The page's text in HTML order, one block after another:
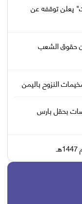
يعلن توقفه عن
حقوق الشعب
النزوح باليمن
بحقل بارس